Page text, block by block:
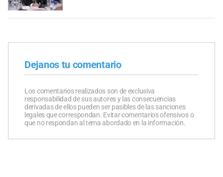
Dejanos tu comentario
Los comentarios realizados son de exclusiva
responsabilidad de sus autores y las consecuencias
derivadas de ellos pueden ser pasibles de las sanciones
legales que correspondan. Evitar comentarios ofensivos o
que no respondan al tema abordado en la información.